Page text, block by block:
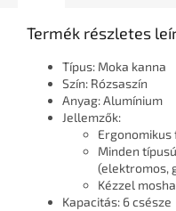
Termék részletes
Típus: Moka kanna
Szín: Rózsaszín
Anyag: Alumínium
Jellemzők:
Ergonomikus
Minden
(elektromos,
Kézzel
Kapacitás: 6 csésze